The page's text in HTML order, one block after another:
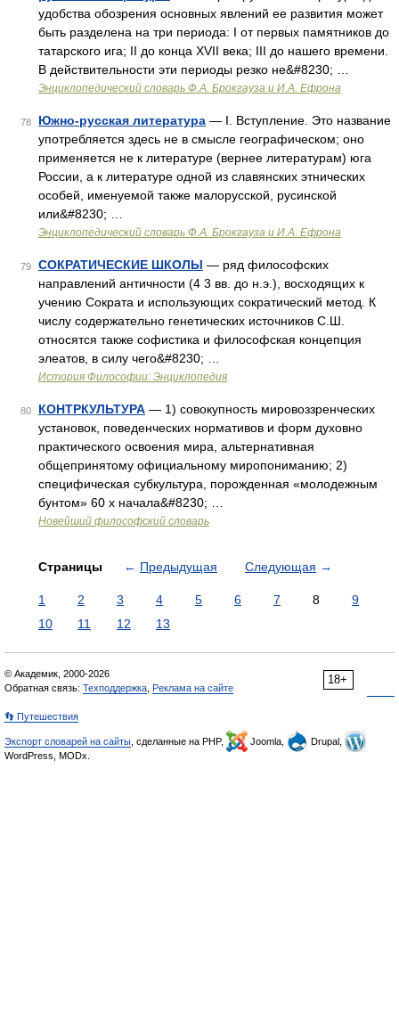
удобства обозрения основных явлений ее развития может
быть разделена на три периода: I от первых памятников до
татарского ига; II до конца XVII века; III до нашего времени.
В действительности эти периоды резко не&#8230; …
Энциклопедический словарь Ф.А. Брокгауза и И.А. Ефрона
78 Южно-русская литература — I. Вступление. Это название
употребляется здесь не в смысле географическом; оно
применяется не к литературе (вернее литературам) юга
России, а к литературе одной из славянских этнических
особей, именуемой также малорусской, русинской
или&#8230; …
Энциклопедический словарь Ф.А. Брокгауза и И.А. Ефрона
79 СОКРАТИЧЕСКИЕ ШКОЛЫ — ряд философских
направлений античности (4 3 вв. до н.э.), восходящих к
учению Сократа и использующих сократический метод. К
числу содержательно генетических источников С.Ш.
относятся также софистика и философская концепция
элеатов, в силу чего&#8230; …
История Философии: Энциклопедия
80 КОНТРКУЛЬТУРА — 1) совокупность мировоззренческих
установок, поведенческих нормативов и форм духовно
практического освоения мира, альтернативная
общепринятому официальному миропониманию; 2)
специфическая субкультура, порожденная «молодежным
бунтом» 60 х начала&#8230; …
Новейший философский словарь
Страницы ← Предыдущая Следующая →
1 2 3 4 5 6 7 8
9
10
11 12 13
18+
© Академик, 2000-2026
Обратная связь: Техподдержка Реклама на сайте
👣 Путешествия
Экспорт словарей на сайты , сделанные на PHP, Joomla,
Drupal,
WordPress, MODx.